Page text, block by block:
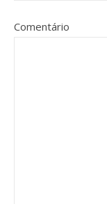
Comentário